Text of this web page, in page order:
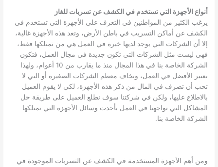
أنواع الأجهزة التي تستخدم في الكشف عن تسربات للغاز
يرغب الكثير من المواطنين في التعرف على الأجهزة التي تستخدم في
الكشف عن أماكن التسريب في باطن الأرض، وتعد هذه الأجهزة غالية،
إلا أن الشركات التي يوجد لديها خبرة في العمل هي من تمتلكها فقط،
فهي ليست مثل الشركات التي تكون جديدة في مجال العمل، فتكون
الشركة الخاصة بنا في هذا المجال منذ ما يقارب من 10 أعوام، ولهذا
تعتبر الأفضل في العمل، وتخاف معظم الشركات الصغيرة أو التي لا
تحب أن تصرف في المال من ذكر هذه الأجهزة، لكي لا يقوم العميل
بالاطلاع عليها، ولكن في شركتنا سوف نطلع العميل على طريقة حل
المشاكل التي تواجهنا في العمل بأحدث وسائل الأجهزة التي تمتلكها
الشركة الخاصة بنا.
ومن أهم الأجهزة المستخدمة في الكشف عن التسربات الموجودة في